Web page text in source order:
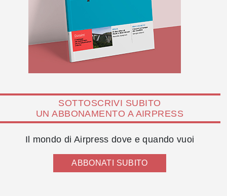
SOTTOSCRIVI SUBITO
UN ABBONAMENTO A AIRPRESS
Il mondo di Airpress dove e quando vuoi
ABBONATI SUBITO